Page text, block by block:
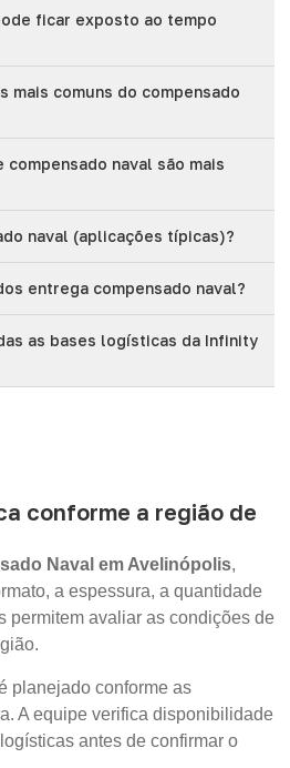
ficar exposto ao tempo
mais comuns do compensado
compensado naval são mais
naval (aplicações típicas)?
entrega compensado naval?
as bases logísticas da Infinity
conforme a região de
Naval em Avelinópolis,
a espessura, a quantidade
permitem avaliar as condições de
planejado conforme as
A equipe verifica disponibilidade
antes de confirmar o